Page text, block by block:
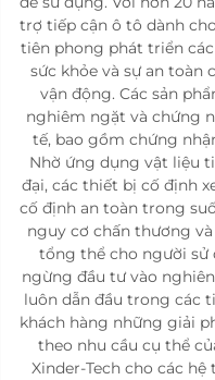
trợ tiếp cận ô tô dành
tiên phong phát triển
sức khỏe và sự an toàn
vận động. Các sản
nghiêm ngặt và chứng
tế, bao gồm chứng
Nhờ ứng dụng vật liệu
đại, các thiết bị cố định
cố định an toàn trong
nguy cơ chấn thương
tổng thể cho người sử
ngừng đầu tư vào
luôn dẫn đầu trong các
khách hàng những giải
theo nhu cầu cụ thể
Xinder-Tech cho các